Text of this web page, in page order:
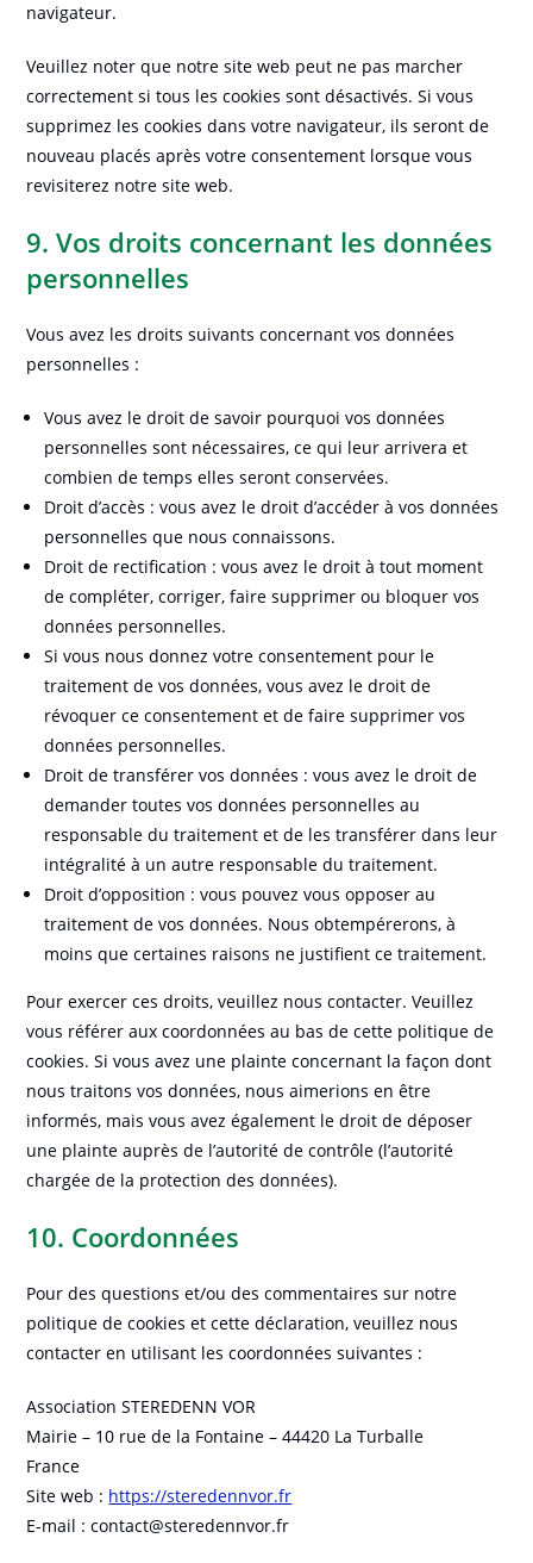
navigateur.
Veuillez noter que notre site web peut ne pas marcher
correctement si tous les cookies sont désactivés. Si vous
supprimez les cookies dans votre navigateur, ils seront de
nouveau placés après votre consentement lorsque vous
revisiterez notre site web.
9. Vos droits concernant les données
personnelles
Vous avez les droits suivants concernant vos données
personnelles :
Vous avez le droit de savoir pourquoi vos données
personnelles sont nécessaires, ce qui leur arrivera et
combien de temps elles seront conservées.
Droit d’accès : vous avez le droit d’accéder à vos données
personnelles que nous connaissons.
Droit de rectification : vous avez le droit à tout moment
de compléter, corriger, faire supprimer ou bloquer vos
données personnelles.
Si vous nous donnez votre consentement pour le
traitement de vos données, vous avez le droit de
révoquer ce consentement et de faire supprimer vos
données personnelles.
Droit de transférer vos données : vous avez le droit de
demander toutes vos données personnelles au
responsable du traitement et de les transférer dans leur
intégralité à un autre responsable du traitement.
Droit d’opposition : vous pouvez vous opposer au
traitement de vos données. Nous obtempérerons, à
moins que certaines raisons ne justifient ce traitement.
Pour exercer ces droits, veuillez nous contacter. Veuillez
vous référer aux coordonnées au bas de cette politique de
cookies. Si vous avez une plainte concernant la façon dont
nous traitons vos données, nous aimerions en être
informés, mais vous avez également le droit de déposer
une plainte auprès de l’autorité de contrôle (l’autorité
chargée de la protection des données).
10. Coordonnées
Pour des questions et/ou des commentaires sur notre
politique de cookies et cette déclaration, veuillez nous
contacter en utilisant les coordonnées suivantes :
Association STEREDENN VOR
Mairie – 10 rue de la Fontaine – 44420 La Turballe
France
Site web : https://steredennvor.fr
E-mail :contact@steredennvor.fr